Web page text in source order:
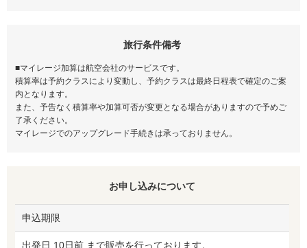
旅行条件備考
■マイレージ加算は航空会社のサービスです。
積算率は予約クラスにより変動し、予約クラスは最終日程表で確定のご案
内となります。
また、予告なく積算率や加算可否が変更となる場合がありますので予めご
了承ください。
マイレージでのアップグレード手続きは承っておりません。
お申し込みについて
申込期限
出発日 10日前 まで販売を行っております。